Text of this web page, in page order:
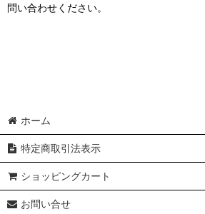
問い合わせください。
ホーム
特定商取引法表示
ショッピングカート
お問い合せ